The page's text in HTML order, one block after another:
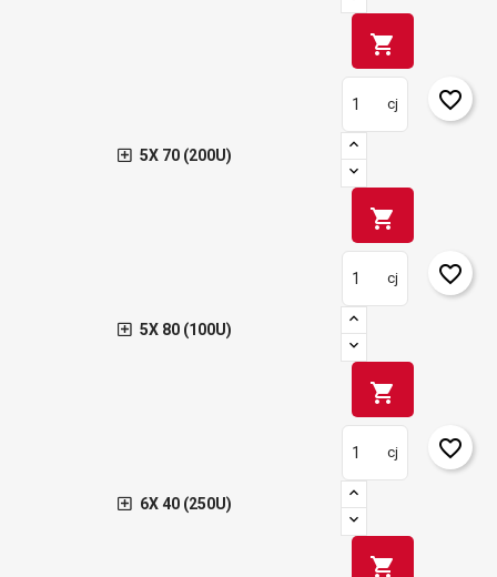
shopping_cart
5X 70 (200U)
cj
shopping_cart
favorite_border
5X 80 (100U)
cj
shopping_cart
favorite_border
6X 40 (250U)
cj
shopping_cart
favorite_border